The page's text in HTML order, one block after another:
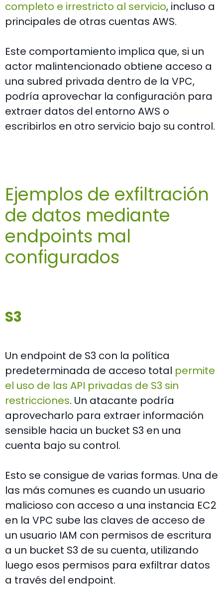
completo e irrestricto al servicio, incluso a
principales de otras cuentas AWS.
Este comportamiento implica que, si un
actor malintencionado obtiene acceso a
una subred privada dentro de la VPC,
podría aprovechar la configuración para
extraer datos del entorno AWS o
escribirlos en otro servicio bajo su control.
Ejemplos de exfiltración
de datos mediante
endpoints mal
configurados
S3
Un endpoint de S3 con la política
predeterminada de acceso total permite
el uso de las API privadas de S3 sin
restricciones. Un atacante podría
aprovecharlo para extraer información
sensible hacia un bucket S3 en una
cuenta bajo su control.
Esto se consigue de varias formas. Una de
las más comunes es cuando un usuario
malicioso con acceso a una instancia EC2
en la VPC sube las claves de acceso de
un usuario IAM con permisos de escritura
a un bucket S3 de su cuenta, utilizando
luego esos permisos para exfiltrar datos
a través del endpoint.